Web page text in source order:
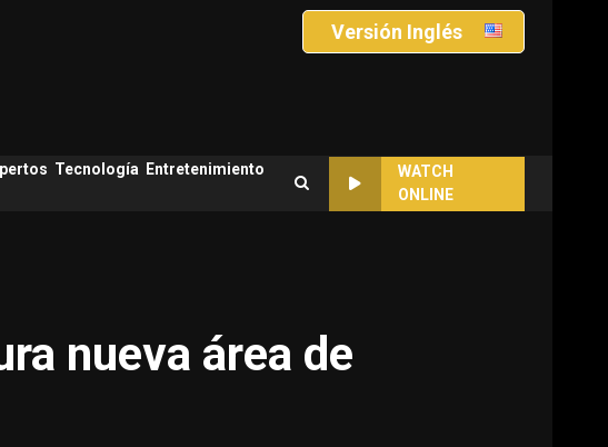
Versión Inglés
Tecnología
Entretenimiento
WATCH
ONLINE
nueva área de